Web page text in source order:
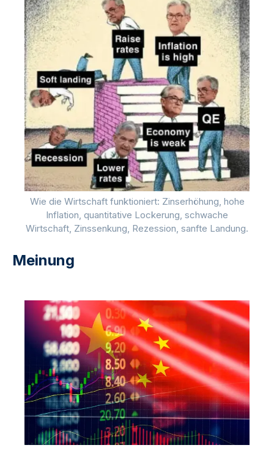
Wie die Wirtschaft funktioniert: Zinserhöhung, hohe
Inflation, quantitative Lockerung, schwache
Wirtschaft, Zinssenkung, Rezession, sanfte Landung.
Meinung